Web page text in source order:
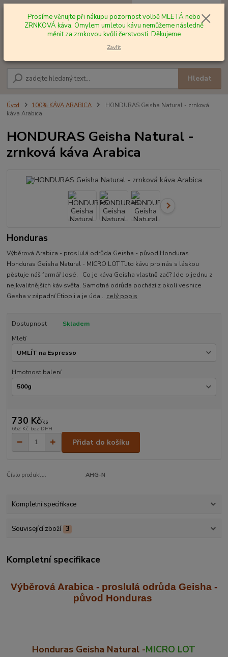
Hledat
+420 602 577 209 za0,00 Kč
Úvod 100% KÁVA ARABICA
HONDURAS Geisha Natural - zrnková
káva Arabica
HONDURAS Geisha Natural -
zrnková káva Arabica
Honduras
Výběrová Arabica - proslulá odrůda Geisha - původ Honduras
Honduras Geisha Natural - MICRO LOT Tuto kávu pro nás s láskou
pěstuje náš farmář José. Co je káva Geisha vlastně zač? Jde o jednu z
nejkvalitnějších káv světa. Samotná odrůda pochází z okolí vesnice
Gesha v západní Etiopii a je úda... celý popis
Dostupnost
Skladem
Mletí
Hmotnost balení
730 Kč/ks
652 Kč bez DPH
Přidat do košíku
Číslo produktu: AHG-N
Kompletní specifikace
Související zboží 3
Kompletní specifikace
Výběrová Arabica - proslulá odrůda Geisha-
původ Honduras
Honduras Geisha Natural -MICRO LOT
Prosíme věnujte při nákupu pozornost volbě MLETÁ nebo
ZRNKOVÁ káva. Omylem umletou kávu nemůžeme následně
měnit za zrnkovou kvůli čerstvosti. Děkujeme
Zavřít